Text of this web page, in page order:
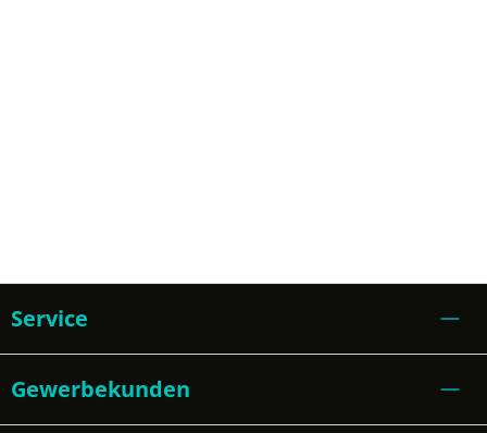
Service
Gewerbekunden